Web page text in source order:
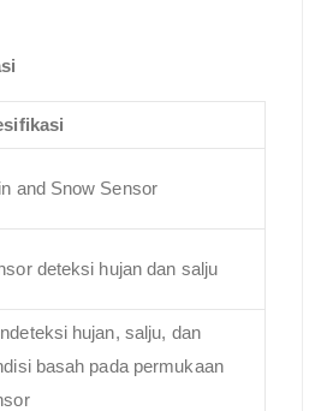
and Snow Sensor
deteksi hujan dan salju
hujan, salju, dan
basah pada permukaan